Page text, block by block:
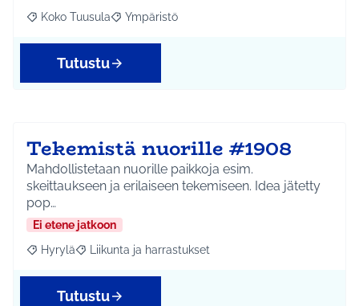
Rajaa tulokset aihepiirin mukaan: Koko Tuusula
Koko Tuusula Rajaa tulokset teeman mukaan: Ympäristö
Ympäristö
Tutustu
Tekemistä nuorille #1908
Mahdollistetaan nuorille paikkoja esim.
skeittaukseen ja erilaiseen tekemiseen. Idea jätetty
pop…
Ei etene jatkoon
Rajaa tulokset aihepiirin mukaan: Hyrylä
Hyrylä Rajaa tulokset teeman mukaan: Liikunta ja
Liikunta ja harrastukset
Tutustu